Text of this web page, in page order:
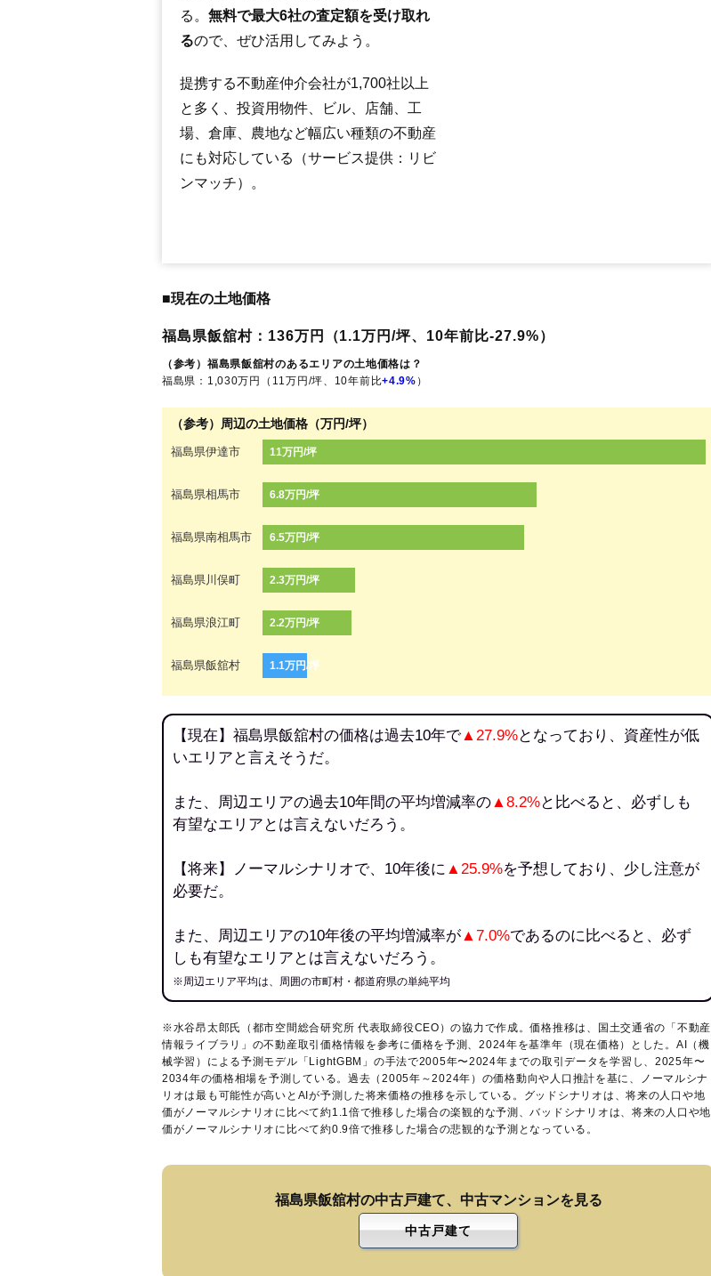
る。 無料で最大6社の査定額を受け取れ
るので、ぜひ活用してみよう。
提携する不動産仲介会社が1,700社以上
と多く、投資用物件、ビル、店舗、工
場、倉庫、農地など幅広い種類の不動産
にも対応している（サービス提供：リビ
ンマッチ）。
■現在の土地価格
福島県飯舘村：136万円（1.1万円/坪、10年前比-27.9%）
（参考）福島県飯舘村のあるエリアの土地価格は？
福島県：1,030万円（11万円/坪、10年前比+4.9% ）
（参考）周辺の土地価格（万円/坪）
福島県伊達市 11万円/坪
福島県相馬市 6.8万円/坪
福島県南相馬市 6.5万円/坪
福島県川俣町 2.3万円/坪
福島県浪江町 2.2万円/坪
福島県飯舘村 1.1万円/坪
【現在】福島県飯舘村の価格は過去10年で▲27.9%となっており、資産性が低
いエリアと言えそうだ。
また、周辺エリアの過去10年間の平均増減率の▲8.2%と比べると、必ずしも
有望なエリアとは言えないだろう。
【将来】ノーマルシナリオで、10年後に ▲25.9%を予想しており、少し注意が
必要だ。
また、周辺エリアの10年後の平均増減率が▲7.0%であるのに比べると、必ず
しも有望なエリアとは言えないだろう。
※周辺エリア平均は、周囲の市町村・都道府県の単純平均
※水谷昂太郎氏（都市空間総合研究所 代表取締役CEO）の協力で作成。価格推移は、国土交通省の「 不動産
情報ライブラリ 」の不動産取引価格情報を参考に価格を予測、2024年を基準年（現在価格）とした。AI（機
械学習）による予測モデル「LightGBM」の手法で2005年〜2024年までの取引データを学習し、2025年〜
2034年の価格相場を予測している。過去（2005年～2024年）の価格動向や人口推計を基に、ノーマルシナ
リオは最も可能性が高いとAIが予測した将来価格の推移を示している。グッドシナリオは、将来の人口や地
価がノーマルシナリオに比べて約1.1倍で推移した場合の楽観的な予測、バッドシナリオは、将来の人口や地
価がノーマルシナリオに比べて約0.9倍で推移した場合の悲観的な予測となっている。
福島県飯舘村の中古戸建て、中古マンションを見る
中古戸建て
飯樋臼石